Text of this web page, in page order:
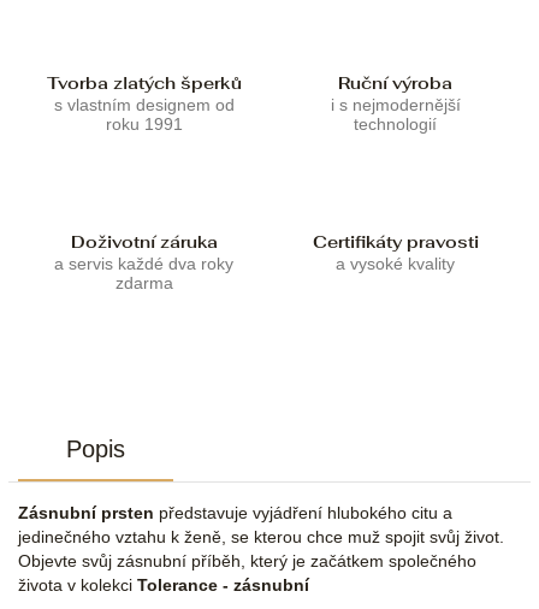
Tvorba zlatých šperků
s vlastním designem od
roku 1991
Ruční výroba
i s nejmodernější
technologií
Doživotní záruka
a servis každé dva roky
zdarma
Certifikáty pravosti
a vysoké kvality
Popis
Zásnubní prsten představuje vyjádření hlubokého citu a
jedinečného vztahu k ženě, se kterou chce muž spojit svůj život.
Objevte svůj zásnubní příběh, který je začátkem společného
života v kolekci Tolerance - zásnubní